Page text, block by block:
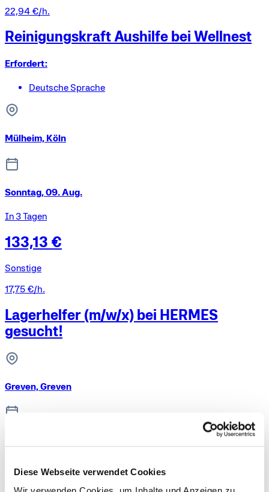
Diese Webseite verwendet Cookies
22,94 €/h.
Reinigungskraft Aushilfe bei Wellnest
Erfordert:
Deutsche Sprache
Mülheim, Köln
Sonntag, 09. Aug.
In 3 Tagen
133,13 €
Sonstige
17,75 €/h.
Lagerhelfer (m/w/x) bei HERMES
gesucht!
Greven, Greven